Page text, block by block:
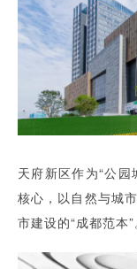
天府新区作为“公园
核心，以自然与城
市建设的“成都范本”